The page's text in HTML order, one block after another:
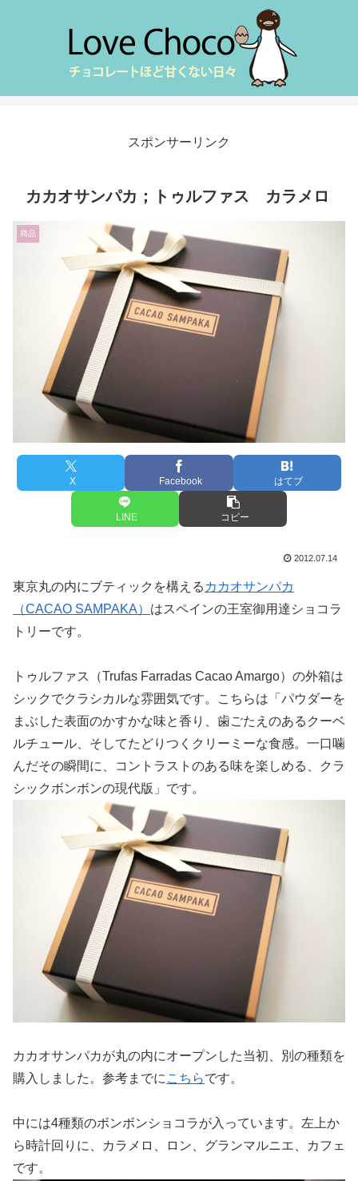
スポンサーリンク
カカオサンパカ；トゥルファス カラメロ
商品
X Facebook はてブ
LINE コピー
2012.07.14
東京丸の内にブティックを構える カカオサンパカ
（CACAO SAMPAKA） はスペインの王室御用達ショコラ
トリーです。
トゥルファス（Trufas Farradas Cacao Amargo）の外箱は
シックでクラシカルな雰囲気です。こちらは「パウダーを
まぶした表面のかすかな味と香り、歯ごたえのあるクーベ
ルチュール、そしてたどりつくクリーミーな食感。一口噛
んだその瞬間に、コントラストのある味を楽しめる、クラ
シックボンボンの現代版」です。
カカオサンパカが丸の内にオープンした当初、別の種類を
購入しました。参考までに こちらです。
中には4種類のボンボンショコラが入っています。左上か
ら時計回りに、カラメロ、ロン、グランマルニエ、カフェ
です。